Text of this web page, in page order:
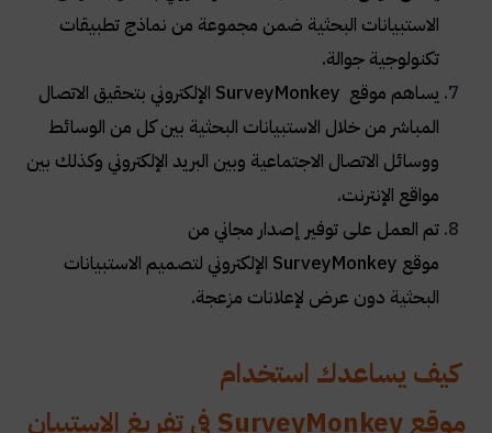
الاستبيانات البحثية ضمن مجموعة من نماذج تطبيقات
تكنولوجية جوالة.
يساهم موقع SurveyMonkey الإلكتروني بتحقيق الاتصال
المباشر من خلال الاستبيانات البحثية بين كل من الوسائط
ووسائل الاتصال الاجتماعية وبين البريد الإلكتروني وكذلك بين
مواقع الإنترنت.
تم العمل على توفير إصدار مجاني من
موقع SurveyMonkey الإلكتروني لتصميم الاستبيانات
البحثية دون عرض لإعلانات مزعجة.
كيف يساعدك استخدام
موقعSurveyMonkey في تفريغ الاستبيان